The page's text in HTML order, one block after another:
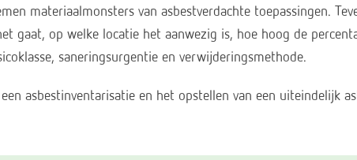
materiaalmonsters van asbestverdachte toepassingen.
gaat, op welke locatie het aanwezig is, hoe hoog de
saneringsurgentie en verwijderingsmethode.
asbestinventarisatie en het opstellen van een uiteindelijk